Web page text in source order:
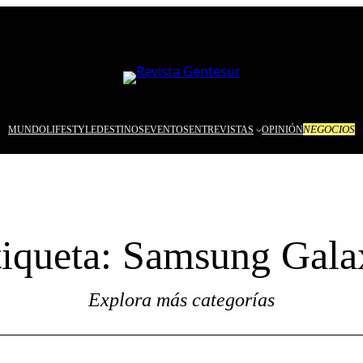
MUNDOLIFESTYLEDESTINOSEVENTOSENTREVISTAS OPINIÓNNEGOCIOS
Samsung
Explora más categorías